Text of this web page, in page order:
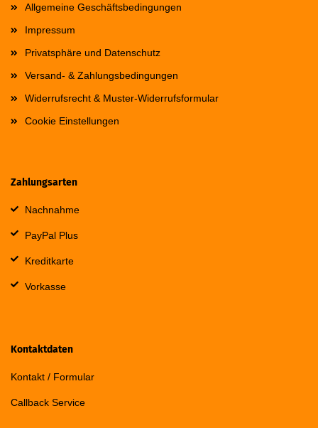
Allgemeine Geschäftsbedingungen
Impressum
Privatsphäre und Datenschutz
Versand- & Zahlungsbedingungen
Widerrufsrecht & Muster-Widerrufsformular
Cookie Einstellungen
Zahlungsarten
Nachnahme
PayPal Plus
Kreditkarte
Vorkasse
Kontaktdaten
Kontakt / Formular
Callback Service